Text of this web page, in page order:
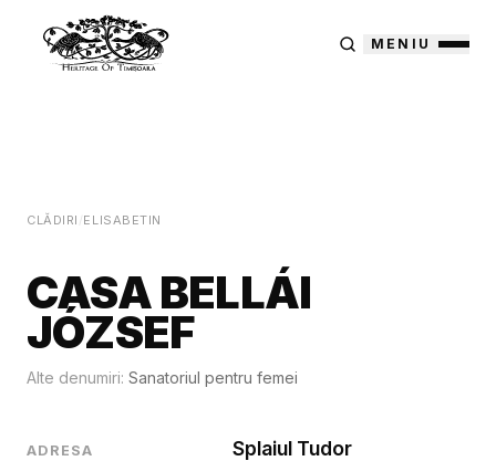
MENIU
CLĂDIRI ELISABETIN
CASA BELLÁI
JÓZSEF
Alte denumiri: Sanatoriul pentru femei
ADRESA
Splaiul Tudor